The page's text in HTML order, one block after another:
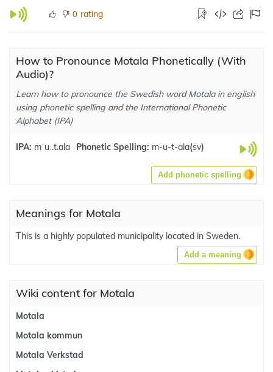
0 rating
How to Pronounce Motala Phonetically (With
Audio)?
Learn how to pronounce the Swedish word Motala in english
using phonetic spelling and the International Phonetic
Alphabet (IPA)
IPA: mˈuː.t.ala Phonetic Spelling: m-u-t-ala(sv)
Add phonetic spelling
Meanings for Motala
This is a highly populated municipality located in Sweden.
Add a meaning
Wiki content for Motala
Motala
Motala kommun
Motala Verkstad